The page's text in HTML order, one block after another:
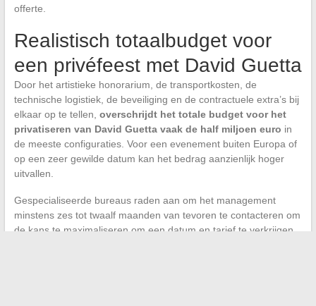
offerte.
Realistisch totaalbudget voor
een privéfeest met David Guetta
Door het artistieke honorarium, de transportkosten, de
technische logistiek, de beveiliging en de contractuele extra’s bij
elkaar op te tellen, overschrijdt het totale budget voor het
privatiseren van David Guetta vaak de half miljoen euro in
de meeste configuraties. Voor een evenement buiten Europa of
op een zeer gewilde datum kan het bedrag aanzienlijk hoger
uitvallen.
Gespecialiseerde bureaus raden aan om het management
minstens zes tot twaalf maanden van tevoren te contacteren om
de kans te maximaliseren om een datum en tarief te verkrijgen